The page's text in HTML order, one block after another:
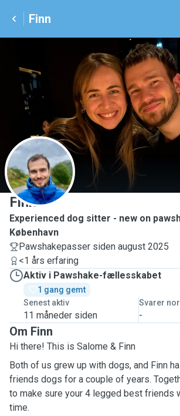
Finn
F
Finn
Experienced dog sitter - new on
København
Pawshakepasser siden august 2025
<1 års erfaring
Aktiv i Pawshake-fællesskabet
1 gang gemt
Senest aktiv
11 måneder siden
Svarer
-
Om Finn
Hi there! This is Salome & Finn
Both of us grew up with dogs, and Finn
friends dogs for a couple of years.
to make sure your 4 legged best friends
time.